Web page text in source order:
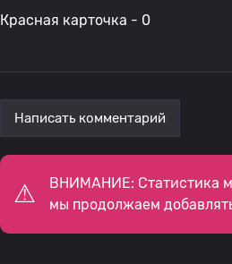
Красная карточка - 0
Написать комментарий
ВНИМАНИЕ: Статистика
мы продолжаем